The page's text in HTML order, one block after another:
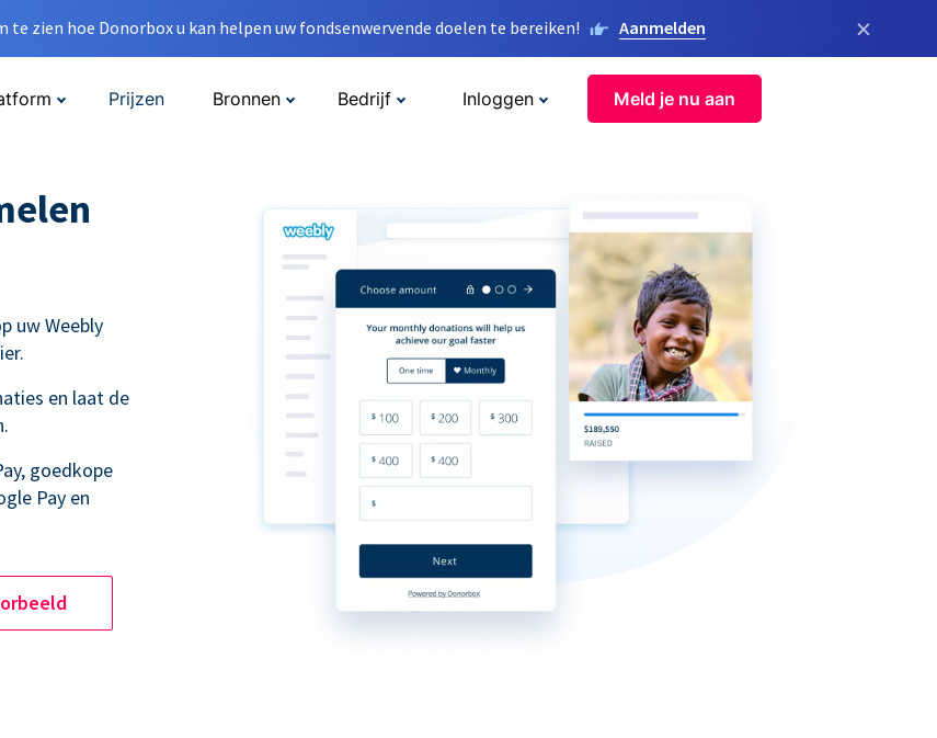
te zien hoe Donorbox u kan helpen uw fondsenwervende doelen te bereiken! Aanmelden ×
Prijzen Bronnen Bedrijf Inloggen Meld je nu aan
uw Weebly
en laat de
goedkope
Pay en